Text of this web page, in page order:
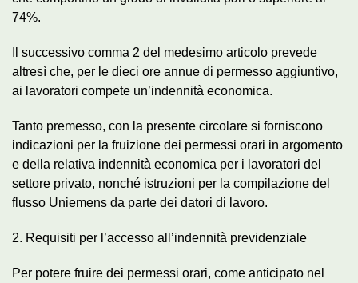
74%.
Il successivo comma 2 del medesimo articolo prevede
altresì che, per le dieci ore annue di permesso aggiuntivo,
ai lavoratori compete un’indennità economica.
Tanto premesso, con la presente circolare si forniscono
indicazioni per la fruizione dei permessi orari in argomento
e della relativa indennità economica per i lavoratori del
settore privato, nonché istruzioni per la compilazione del
flusso Uniemens da parte dei datori di lavoro.
2. Requisiti per l’accesso all’indennità previdenziale
Per potere fruire dei permessi orari, come anticipato nel